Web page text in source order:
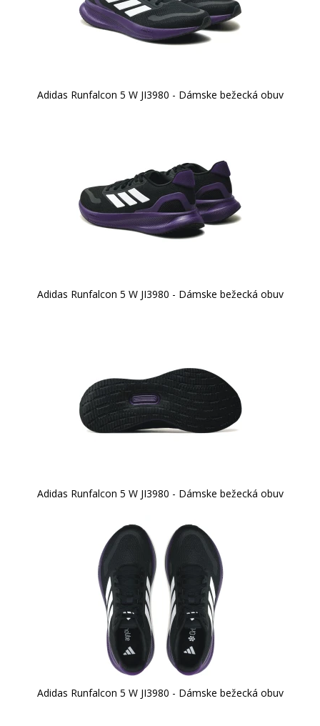
Adidas Runfalcon 5 W JI3980 - Dámske bežecká obuv
Adidas Runfalcon 5 W JI3980 - Dámske bežecká obuv
Adidas Runfalcon 5 W JI3980 - Dámske bežecká obuv
Adidas Runfalcon 5 W JI3980 - Dámske bežecká obuv